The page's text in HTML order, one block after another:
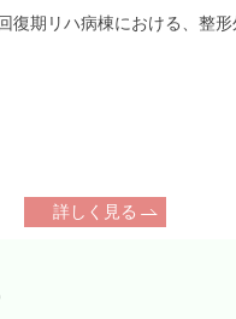
詳しく見る